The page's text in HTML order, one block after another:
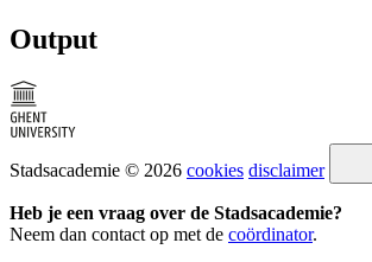
Output
Stadsacademie © 2026 cookies disclaimer
Heb je een vraag over de Stadsacademie?
Neem dan contact op met de coördinator.